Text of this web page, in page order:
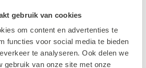
gebruik van cookies
om content en advertenties te
functies voor social media te bieden
te analyseren. Ook delen we
gebruik van onze site met onze